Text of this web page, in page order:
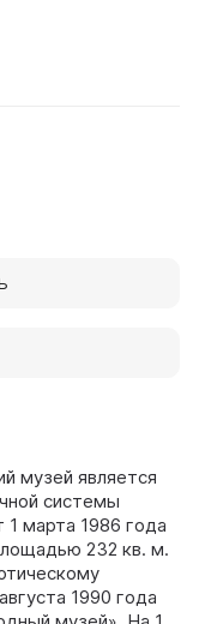
музей является
системы
1 марта 1986 года
232 кв. м.
1990 года